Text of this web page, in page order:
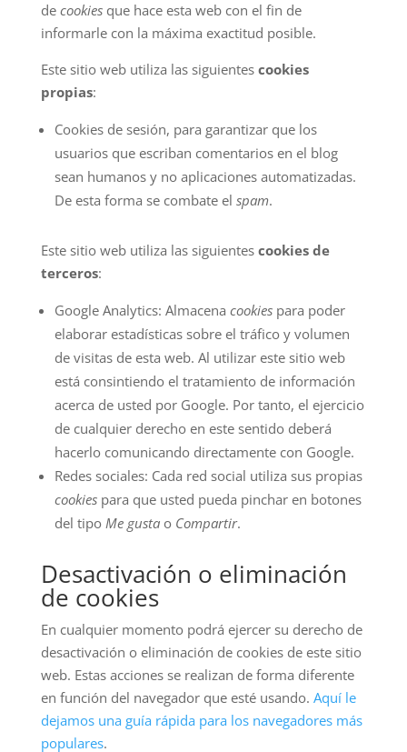
de cookiesque hace esta web con el fin de
informarle con la máxima exactitud posible.
Este sitio web utiliza las siguientes cookies
propias:
Cookies de sesión, para garantizar que los
usuarios que escriban comentarios en el blog
sean humanos y no aplicaciones automatizadas.
De esta forma se combate el spam.
Este sitio web utiliza las siguientes cookies de
terceros:
Google Analytics: Almacena cookiespara poder
elaborar estadísticas sobre el tráfico y volumen
de visitas de esta web. Al utilizar este sitio web
está consintiendo el tratamiento de información
acerca de usted por Google. Por tanto, el ejercicio
de cualquier derecho en este sentido deberá
hacerlo comunicando directamente con Google.
Redes sociales: Cada red social utiliza sus propias
cookiespara que usted pueda pinchar en botones
del tipo Me gustao Compartir.
Desactivación o eliminación
de cookies
En cualquier momento podrá ejercer su derecho de
desactivación o eliminación de cookies de este sitio
web. Estas acciones se realizan de forma diferente
en función del navegador que esté usando. Aquí le
dejamos una guía rápida para los navegadores más
populares.